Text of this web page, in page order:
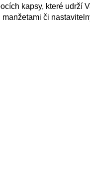
kapsy, které udrží
či